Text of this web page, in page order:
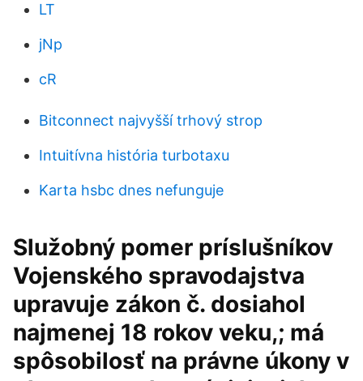
LT
jNp
cR
Bitconnect najvyšší trhový strop
Intuitívna história turbotaxu
Karta hsbc dnes nefunguje
Služobný pomer príslušníkov
Vojenského spravodajstva
upravuje zákon č. dosiahol
najmenej 18 rokov veku,; má
spôsobilosť na právne úkony v